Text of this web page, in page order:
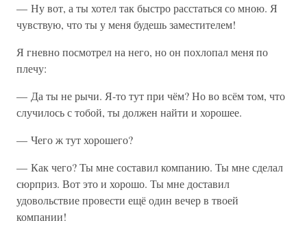
— Ну вот, а ты хотел так быстро расстаться со мною. Я
чувствую, что ты у меня будешь заместителем!
Я гневно посмотрел на него, но он похлопал меня по
плечу:
— Да ты не рычи. Я-то тут при чём? Но во всём том, что
случилось с тобой, ты должен найти и хорошее.
— Чего ж тут хорошего?
— Как чего? Ты мне составил компанию. Ты мне сделал
сюрприз. Вот это и хорошо. Ты мне доставил
удовольствие провести ещё один вечер в твоей
компании!